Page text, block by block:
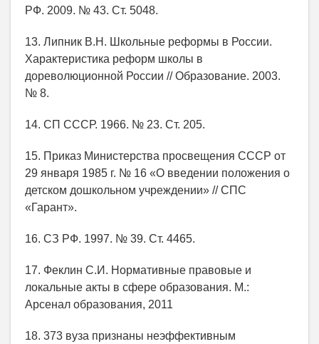
РФ. 2009. № 43. Ст. 5048.
13. Липник В.Н. Школьные реформы в России.
Характеристика реформ школы в
дореволюционной России // Образование. 2003.
№ 8.
14. СП СССР. 1966. № 23. Ст. 205.
15. Приказ Министерства просвещения СССР от
29 января 1985 г. № 16 «О введении положения о
детском дошкольном учреждении» // СПС
«Гарант».
16. СЗ РФ. 1997. № 39. Ст. 4465.
17. Феклин С.И. Нормативные правовые и
локальные акты в сфере образования. М.:
Арсенал образования, 2011
18. 373 вуза признаны неэффективным